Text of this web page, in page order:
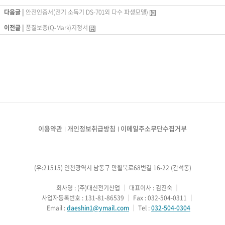
다음글 | 안전인증서(전기 소독기 DS-701외 다수 파생모델)
이전글 | 품질보증(Q-Mark)지정서
이용약관 개인정보취급방침 이메일주소무단수집거부
(우:21515) 인천광역시 남동구 만월북로68번길 16-22 (간석동)
        회사명 : (주)대신전기산업
대표이사 : 김진숙 ｜
        사업자등록번호 : 131-81-86539
Fax : 032-504-0311
        Email :
daeshin1@ymail.com Tel : 032-504-0304